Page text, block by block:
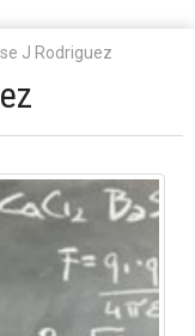
J Rodriguez